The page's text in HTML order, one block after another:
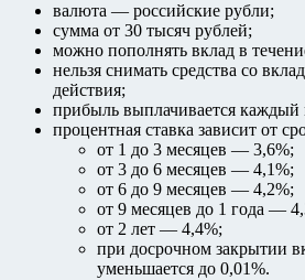
валюта — российские рубли;
сумма от 30 тысяч рублей;
можно пополнять вклад в
нельзя снимать средства со
действия;
прибыль выплачивается каждый
процентная ставка зависит от
от 1 до 3 месяцев — 3,6%;
от 3 до 6 месяцев — 4,1%;
от 6 до 9 месяцев — 4,2%;
от 9 месяцев до 1 года —
от 2 лет — 4,4%;
при досрочном закрытии
уменьшается до 0,01%.